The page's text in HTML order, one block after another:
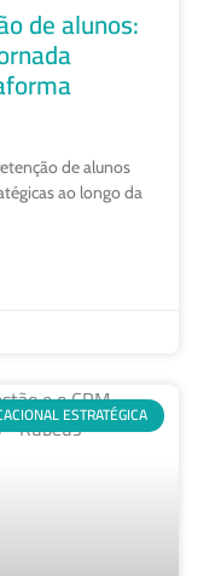
de alunos:
de alunos
ao longo da
ESTRATÉGICA